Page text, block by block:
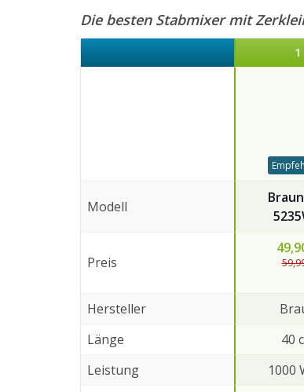
Die besten Stabmixer mit
1
Modell
Preis
Hersteller
Länge
40
Leistung
1000